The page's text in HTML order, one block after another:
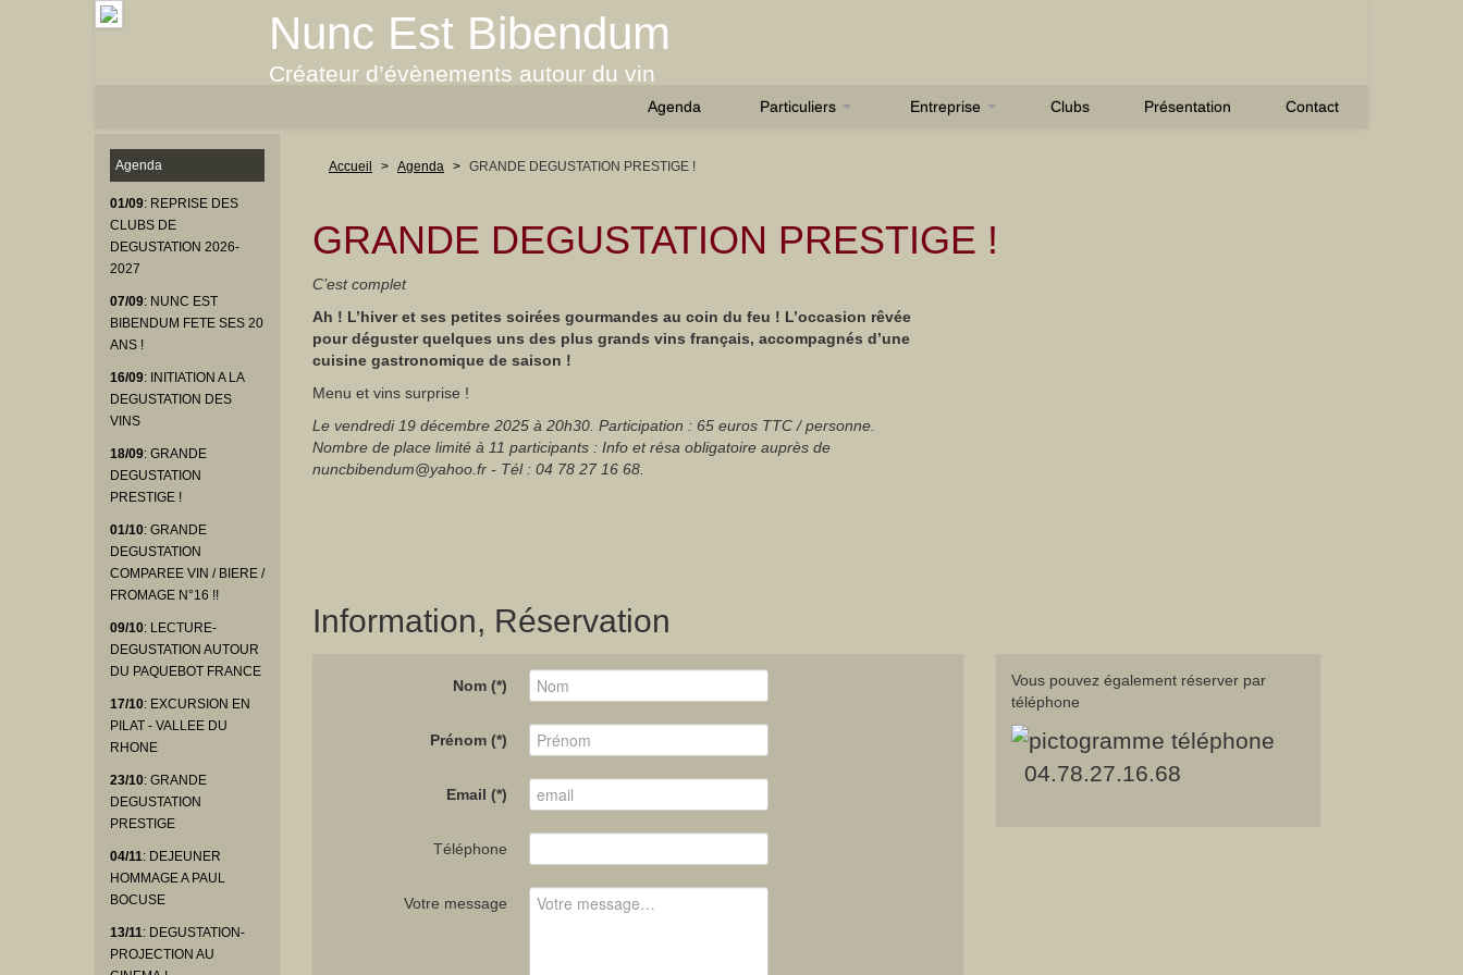
Nunc Est Bibendum
Créateur d’évènements autour du vin
Agenda Particuliers Entreprise Clubs Présentation Contact
Agenda
01/09: REPRISE DES
CLUBS DE
DEGUSTATION 2026-
2027
07/09: NUNC EST
BIBENDUM FETE SES 20
ANS !
16/09: INITIATION A LA
DEGUSTATION DES
VINS
18/09: GRANDE
DEGUSTATION
PRESTIGE !
01/10: GRANDE
DEGUSTATION
COMPAREE VIN / BIERE /
FROMAGE N°16 !!
09/10: LECTURE-
DEGUSTATION AUTOUR
DU PAQUEBOT FRANCE
17/10: EXCURSION EN
PILAT - VALLEE DU
RHONE
23/10: GRANDE
DEGUSTATION
PRESTIGE
04/11: DEJEUNER
HOMMAGE A PAUL
BOCUSE
13/11: DEGUSTATION-
PROJECTION AU
Accueil > Agenda > GRANDE DEGUSTATION PRESTIGE !
GRANDE DEGUSTATION PRESTIGE !
C’est complet
Ah ! L’hiver et ses petites soirées gourmandes au coin du feu ! L’occasion rêvée
pour déguster quelques uns des plus grands vins français, accompagnés d’une
cuisine gastronomique de saison !
Menu et vins surprise !
Le vendredi 19 décembre 2025 à 20h30. Participation : 65 euros TTC / personne.
Nombre de place limité à 11 participants : Info et résa obligatoire auprès de
nuncbibendum@yahoo.fr - Tél : 04 78 27 16 68.
Information, Réservation
Nom (*)
Prénom (*)
Email (*)
Téléphone
Votre message
Vous pouvez également réserver par
téléphone
04.78.27.16.68